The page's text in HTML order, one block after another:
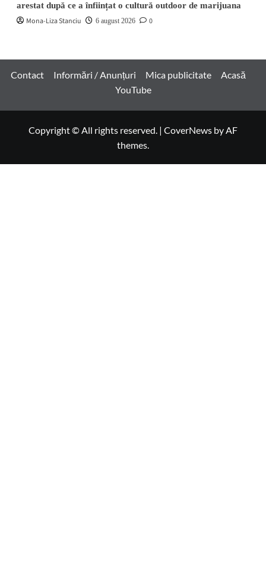
arestat după ce a înființat o cultură outdoor de marijuana
Mona-Liza Stanciu 6 august 2026 0
Contact Informări / Anunțuri Mica publicitate
Acasă
YouTube
Copyright © All rights reserved. | CoverNews by AF
themes.